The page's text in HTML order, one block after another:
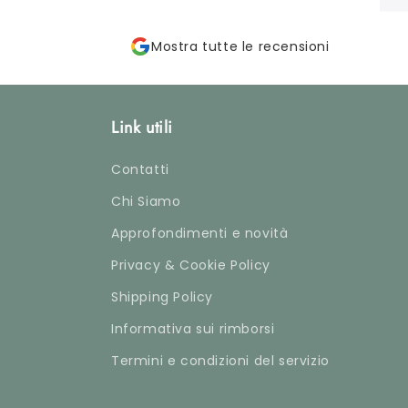
Mostra tutte le recensioni
Link utili
Contatti
Chi Siamo
Approfondimenti e novità
Privacy & Cookie Policy
Shipping Policy
Informativa sui rimborsi
Termini e condizioni del servizio